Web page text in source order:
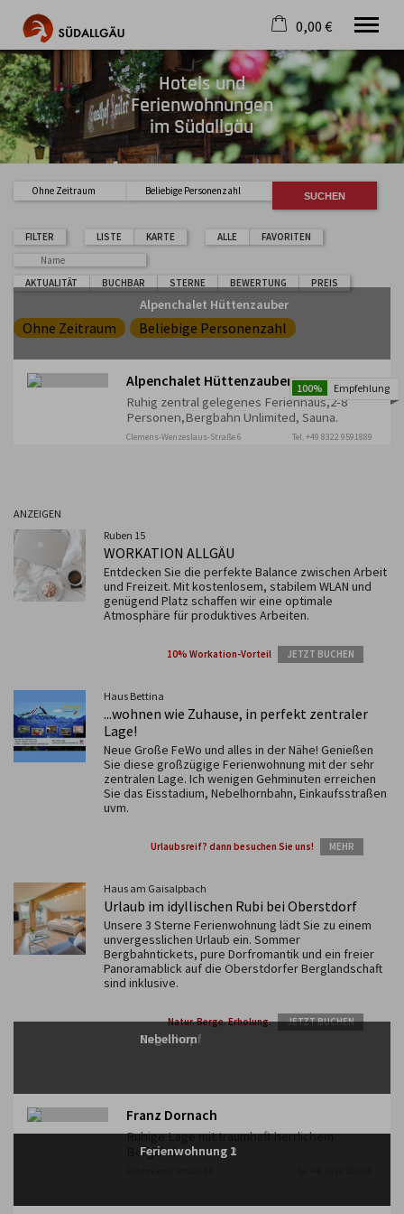
Die schönste Seite im Allgäu
Aktuell
Destination
Gastgeber
Gastronomie
Wandern
Mountainbike
Tipps
Jobs
0,00 €
Warenkorb ist leer
Hotels und
Ferienwohnungen
im Südallgäu
Ohne Zeitraum Beliebige Personenzahl
FILTER LISTE KARTE ALLE FAVORITEN
AKTUALITÄT BUCHBAR STERNE BEWERTUNG PREIS
Ohne Zeitraum Beliebige Personenzahl
100% Empfehlung
Alpenchalet Hüttenzauber
Alpenchalet Hüttenzauber
Ruhig zentral gelegenes Ferienhaus,2-8
Personen,Bergbahn Unlimited, Sauna.
Clemens-Wenzeslaus-Straße 6 Tel. +49 8322 9591889
ANZEIGEN
Ruben 15
WORKATION ALLGÄU
Entdecken Sie die perfekte Balance zwischen Arbeit
und Freizeit. Mit kostenlosem, stabilem WLAN und
genügend Platz schaffen wir eine optimale
Atmosphäre für produktives Arbeiten.
10% Workation-Vorteil JETZT BUCHEN
Haus Bettina
...wohnen wie Zuhause, in perfekt zentraler
Lage!
Neue Große FeWo und alles in der Nähe! Genießen
Sie diese großzügige Ferienwohnung mit der sehr
zentralen Lage. Ich wenigen Gehminuten erreichen
Sie das Eisstadium, Nebelhornbahn, Einkaufsstraßen
uvm.
Urlaubsreif? dann besuchen Sie uns! MEHR
Haus am Gaisalpbach
Urlaub im idyllischen Rubi bei Oberstdorf
Unsere 3 Sterne Ferienwohnung lädt Sie zu einem
unvergesslichen Urlaub ein. Sommer
Bergbahntickets, pure Dorfromantik und ein freier
Panoramablick auf die Oberstdorfer Berglandschaft
sind inklusive.
Natur. Berge. Erholung. JETZT BUCHEN
Engenkopf
Nebelhorn
Franz Dornach
Ruhige Lage mit traumhaft herrlichem
Bergblick.
Ferienwohnung 3
Ferienwohnung 2
Ferienwohnung 1